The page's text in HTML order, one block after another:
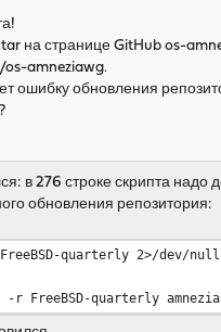
but AmneziaWG will
existing AmneziaWG
found (clean
plugin files...
configd...
на странице GitHub os-
os-amneziawg.
ошибку обновления
в 276 строке скрипта надо
обновления репозитория:
quarterly 2>/dev/
FreeBSD-quarterly